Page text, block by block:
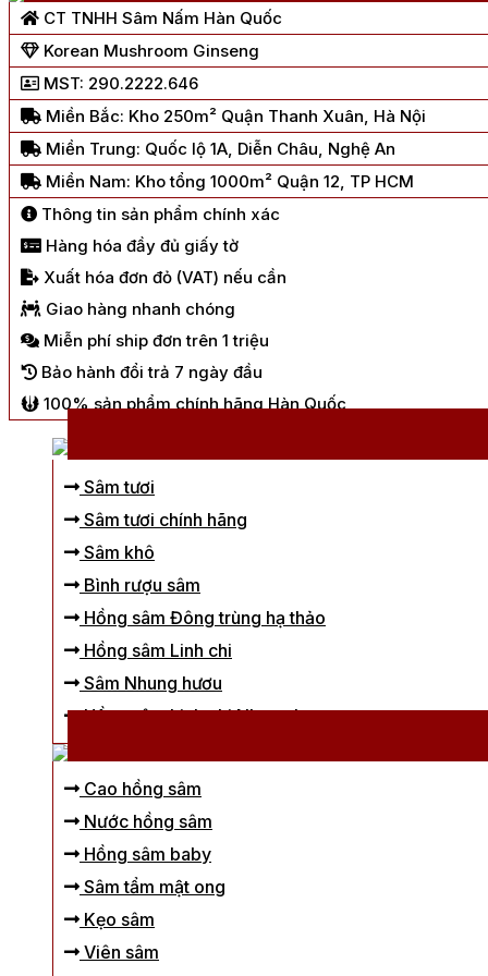
CT TNHH Sâm Nấm Hàn Quốc
Korean Mushroom Ginseng
MST: 290.2222.646
Miền Bắc: Kho 250m² Quận Thanh Xuân, Hà Nội
Miền Trung: Quốc lộ 1A, Diễn Châu, Nghệ An
Miền Nam: Kho tổng 1000m² Quận 12, TP HCM
Thông tin sản phẩm chính xác
Hàng hóa đầy đủ giấy tờ
Xuất hóa đơn đỏ (VAT) nếu cần
Giao hàng nhanh chóng
Miễn phí ship đơn trên 1 triệu
Bảo hành đổi trả 7 ngày đầu
100% sản phẩm chính hãng Hàn Quốc
Sâm tươi
Sâm tươi chính hãng
Sâm khô
Bình rượu sâm
Hồng sâm Đông trùng hạ thảo
Hồng sâm Linh chi
Sâm Nhung hươu
Hồng sâm Linh chi Nhung hươu
Cao hồng sâm
Nước hồng sâm
Hồng sâm baby
Sâm tẩm mật ong
Kẹo sâm
Viên sâm